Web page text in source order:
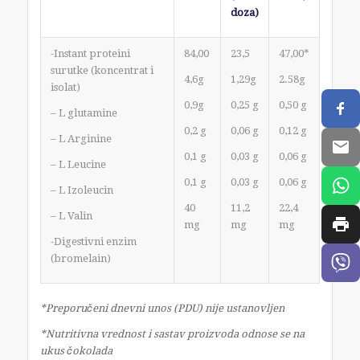
doza)
-Instant proteini
surutke (koncentrat i
isolat)
– L glutamine
– L Arginine
– L Leucine
– L Izoleucin
– L Valin
-Digestivni enzim
(bromelain)
84,00
4,6g
0,9g
0,2 g
0,1 g
0,1 g
40
mg
23,5
1,29g
0,25 g
0,06 g
0,03 g
0,03 g
11,2
mg
47,00*
2.58g
0,50 g
0,12 g
0,06 g
0,06 g
22,4
mg
*Preporučeni dnevni unos (PDU) nije ustanovljen
*Nutritivna vrednost i sastav proizvoda odnose se na
ukus čokolada